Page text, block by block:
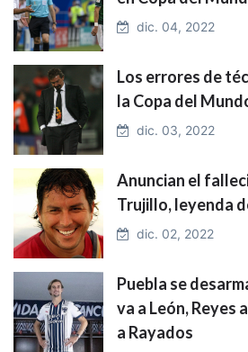
dic. 04, 2022
Los errores de
la Copa del
dic. 03, 2022
Anuncian el
Trujillo, leyenda
dic. 02, 2022
Puebla se
va a León, Reyes
a Rayados